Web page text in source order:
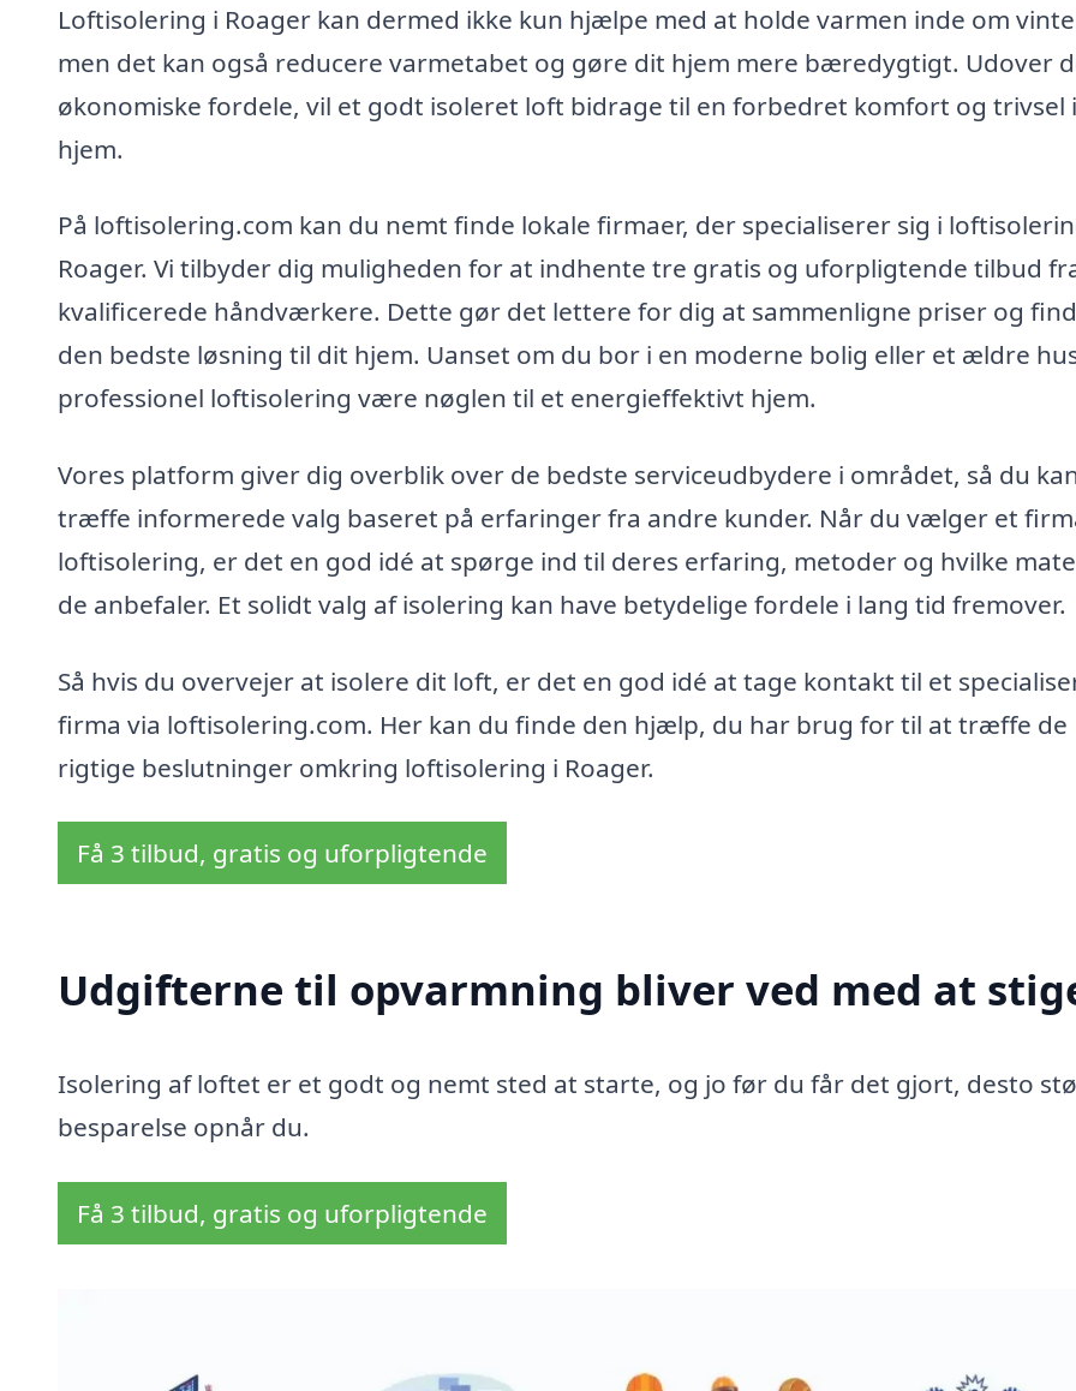
Loftisolering i Roager kan dermed ikke kun hjælpe med at holde varmen inde om
men det kan også reducere varmetabet og gøre dit hjem mere bæredygtigt. Udover
økonomiske fordele, vil et godt isoleret loft bidrage til en forbedret komfort og trivsel
hjem.
På loftisolering.com kan du nemt finde lokale firmaer, der specialiserer sig i
Roager. Vi tilbyder dig muligheden for at indhente tre gratis og uforpligtende tilbud
kvalificerede håndværkere. Dette gør det lettere for dig at sammenligne priser og
den bedste løsning til dit hjem. Uanset om du bor i en moderne bolig eller et ældre
professionel loftisolering være nøglen til et energieffektivt hjem.
Vores platform giver dig overblik over de bedste serviceudbydere i området, så du
træffe informerede valg baseret på erfaringer fra andre kunder. Når du vælger et
loftisolering, er det en god idé at spørge ind til deres erfaring, metoder og hvilke
de anbefaler. Et solidt valg af isolering kan have betydelige fordele i lang tid fremover.
Så hvis du overvejer at isolere dit loft, er det en god idé at tage kontakt til et
firma via loftisolering.com. Her kan du finde den hjælp, du har brug for til at træffe de
rigtige beslutninger omkring loftisolering i Roager.
Få 3 tilbud, gratis og uforpligtende
Udgifterne til opvarmning bliver ved med at
Isolering af loftet er et godt og nemt sted at starte, og jo før du får det gjort, desto
besparelse opnår du.
Få 3 tilbud, gratis og uforpligtende